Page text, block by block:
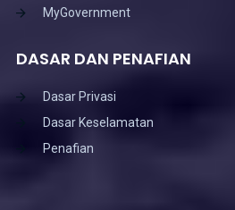
MyGovernment
DASAR DAN PENAFIAN
Dasar Privasi
Dasar Keselamatan
Penafian